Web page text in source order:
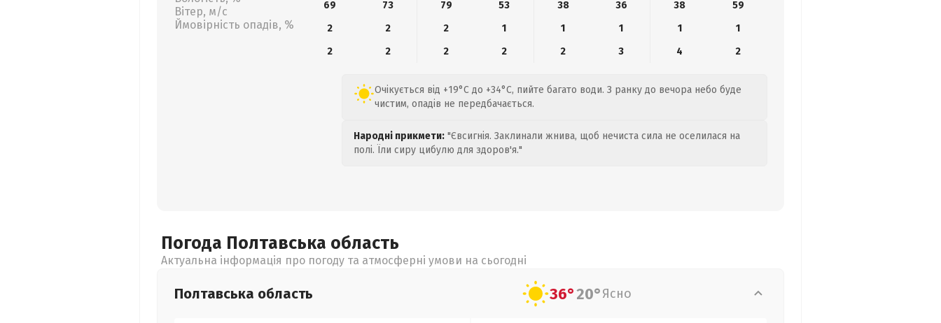
Вітер, м/с
Ймовірність опадів, %
69
73 79 53 38 36 38
59
2
2 2 1 1 1 1
1
2
2 2 2 2 3 4 2
Очікується від +19°C до +34°C, пийте багато води. З ранку до вечора небо буде
чистим, опадів не передбачається.
Народні прикмети: "Євсигнія. Заклинали жнива, щоб нечиста сила не оселилася на
полі. Їли сиру цибулю для здоров'я."
Погода Полтавська область
Актуальна інформація про погоду та атмосферні умови на сьогодні
Полтавська область 36°20°Ясно